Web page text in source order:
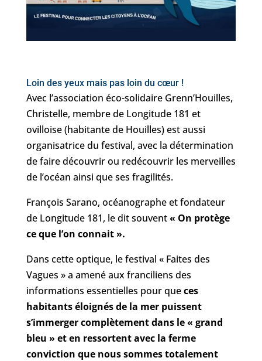
Loin des yeux mais pas loin du cœur !
Avec l’association éco-solidaire Grenn’Houilles,
Christelle, membre de Longitude 181 et
ovilloise (habitante de Houilles) est aussi
organisatrice du festival, avec la détermination
de faire découvrir ou redécouvrir les merveilles
de l’océan ainsi que ses fragilités.
François Sarano, océanographe et fondateur
de Longitude 181, le dit souvent« On protège
ce que l’on connait ».
Dans cette optique, le festival « Faites des
Vagues » a amené aux franciliens des
informations essentielles pour queces
habitants éloignés de la mer puissent
s’immerger complètement dans le « grand
bleu » et en ressortent avec la ferme
conviction que nous sommes totalement